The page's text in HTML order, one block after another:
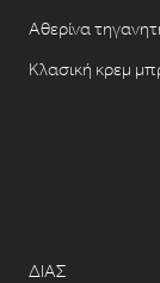
Αθερίνα
Κλασική κρεμ
ΔΙΑΣ